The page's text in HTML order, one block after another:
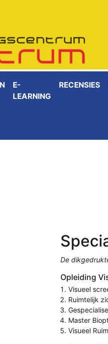
E-
LEARNING
RECENSIES
De
Opleiding
Visueel
Ruimtelijk
Master
Visueel